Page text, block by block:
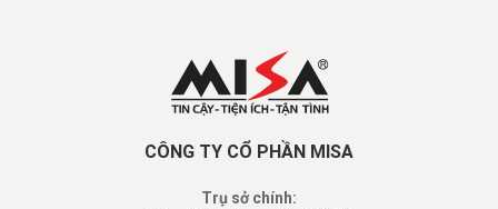
CÔNG TY CỔ PHẦN MISA
Trụ sở chính: